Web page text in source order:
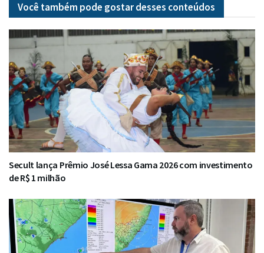
Você também pode gostar desses conteúdos
Secult lança Prêmio José Lessa Gama 2026 com investimento
de R$ 1 milhão